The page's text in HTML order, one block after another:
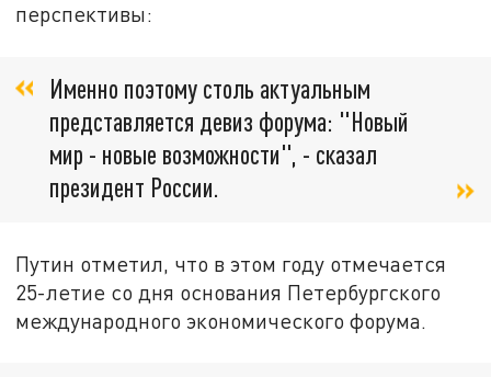
перспективы:
Именно поэтому столь актуальным
представляется девиз форума: "Новый
мир - новые возможности", - сказал
президент России.
Путин отметил, что в этом году отмечается
25-летие со дня основания Петербургского
международного экономического форума.